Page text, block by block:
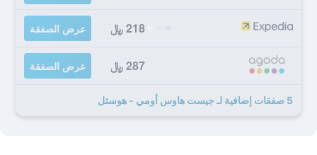
218 ﷼ عرض الصفقة
287 ﷼ عرض الصفقة
5 صفقات إضافية لـ جيست هاوس أومي - هوستل